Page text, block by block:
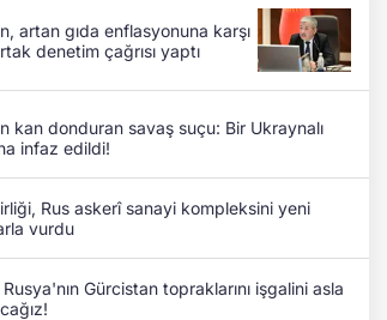
artan gıda enflasyonuna karşı
denetim çağrısı yaptı
kan donduran savaş suçu: Bir Ukraynalı
infaz edildi!
Rus askerî sanayi kompleksini yeni
vurdu
Gürcistan topraklarını işgalini asla